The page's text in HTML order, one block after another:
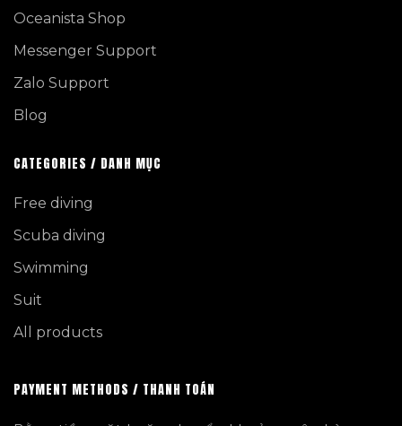
Oceanista Shop
Messenger Support
Zalo Support
Blog
CATEGORIES / DANH MỤC
Free diving
Scuba diving
Swimming
Suit
All products
PAYMENT METHODS / THANH TOÁN